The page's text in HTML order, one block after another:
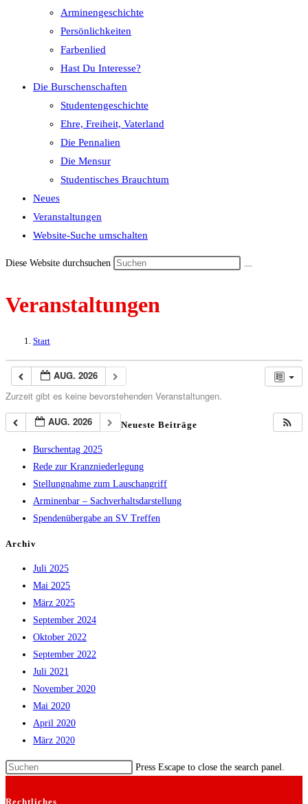
Arminengeschichte
Persönlichkeiten
Farbenlied
Hast Du Interesse?
Die Burschenschaften
Studentengeschichte
Ehre, Freiheit, Vaterland
Die Pennalien
Die Mensur
Studentisches Brauchtum
Neues
Veranstaltungen
Website-Suche umschalten
Diese Website durchsuchen
Veranstaltungen
Start
AUG. 2026
Zurzeit gibt es keine bevorstehenden Veranstaltungen.
AUG. 2026
Neueste Beiträge
Burschentag 2025
Rede zur Kranzniederlegung
Stellungnahme zum Lauschangriff
Arminenbar – Sachverhaltsdarstellung
Spendenübergabe an SV Treffen
Archiv
Juli 2025
Mai 2025
März 2025
September 2024
Oktober 2022
September 2022
Juli 2021
November 2020
Mai 2020
April 2020
März 2020
Press Escape to close the search panel.
Rechtliches